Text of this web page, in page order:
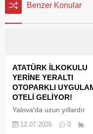
Benzer Konular
ATATÜRK İLKOKULU
YERİNE YERALTI
OTOPARKLI
OTELİ GELİYOR!
Yalova'da uzun yıllardır
merkezleri arasında yer
12.07.2026 0